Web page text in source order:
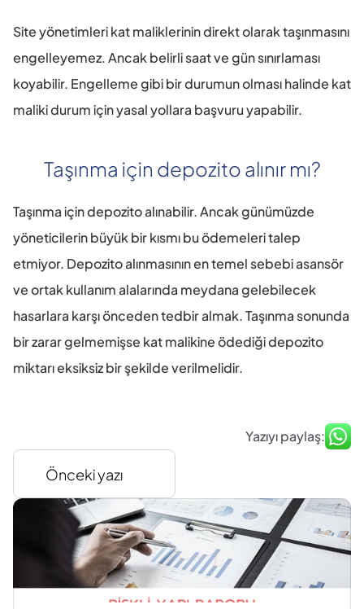
Site yönetimleri kat maliklerinin direkt olarak taşınmasını
engelleyemez. Ancak belirli saat ve gün sınırlaması
koyabilir. Engelleme gibi bir durumun olması halinde kat
maliki durum için yasal yollara başvuru yapabilir.
Taşınma için depozito alınır mı?
Taşınma için depozito alınabilir. Ancak günümüzde
yöneticilerin büyük bir kısmı bu ödemeleri talep
etmiyor. Depozito alınmasının en temel sebebi asansör
ve ortak kullanım alalarında meydana gelebilecek
hasarlara karşı önceden tedbir almak. Taşınma sonunda
bir zarar gelmemişse kat malikine ödediği depozito
miktarı eksiksiz bir şekilde verilmelidir.
Yazıyı paylaş:
Önceki yazı